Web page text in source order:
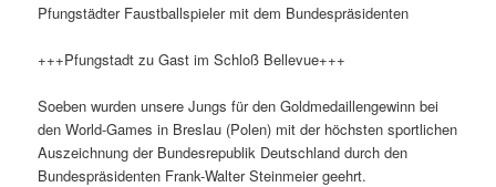
Pfungstädter Faustballspieler mit dem Bundespräsidenten
+++Pfungstadt zu Gast im Schloß Bellevue+++
Soeben wurden unsere Jungs für den Goldmedaillengewinn bei
den World-Games in Breslau (Polen) mit der höchsten sportlichen
Auszeichnung der Bundesrepublik Deutschland durch den
Bundespräsidenten Frank-Walter Steinmeier geehrt.